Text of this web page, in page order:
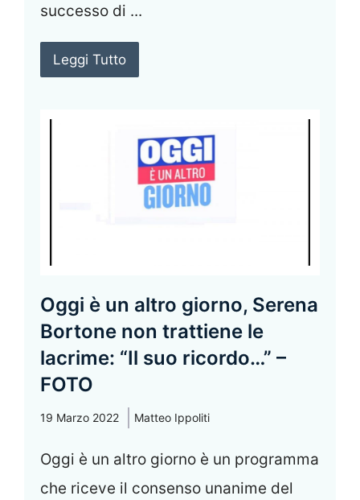
successo di ...
Leggi Tutto
Oggi è un altro giorno, Serena
Bortone non trattiene le
lacrime: “Il suo ricordo…” –
FOTO
19 Marzo 2022 Matteo Ippoliti
Oggi è un altro giorno è un programma
che riceve il consenso unanime del